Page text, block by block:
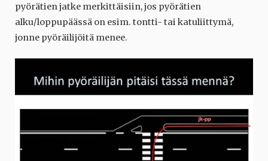
pyörätien jatke merkittäisiin, jos pyörätien
alku/loppupäässä on esim. tontti- tai katuliittymä,
jonne pyöräilijöitä menee.